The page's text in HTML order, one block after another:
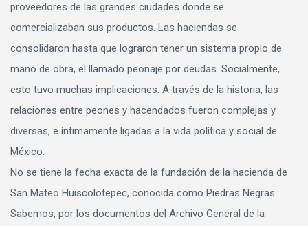
proveedores de las grandes ciudades donde se
comercializaban sus productos. Las haciendas se
consolidaron hasta que lograron tener un sistema propio de
mano de obra, el llamado peonaje por deudas. Socialmente,
esto tuvo muchas implicaciones. A través de la historia, las
relaciones entre peones y hacendados fueron complejas y
diversas, e íntimamente ligadas a la vida política y social de
México.
No se tiene la fecha exacta de la fundación de la hacienda de
San Mateo Huiscolotepec, conocida como Piedras Negras.
Sabemos, por los documentos del Archivo General de la